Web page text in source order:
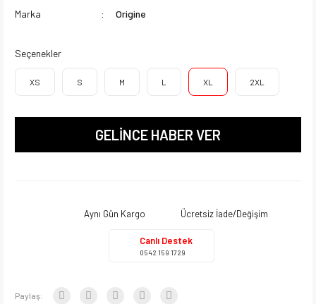
Marka
Origine
Seçenekler
XS S M L XL 2XL
GELİNCE HABER VER
Aynı Gün Kargo Ücretsiz İade/Değişim
Canlı Destek
0542 159 1729
Paylaş: